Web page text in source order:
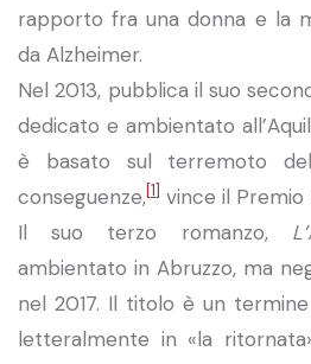
rapporto fra una donna e la
da Alzheimer.
Nel 2013, pubblica il suo
dedicato e ambientato
è basato sul terremoto
conseguenze,[1] vince il Premio
Il suo terzo romanzo,
ambientato in Abruzzo, ma
nel 2017. Il titolo è un
letteralmente in «la